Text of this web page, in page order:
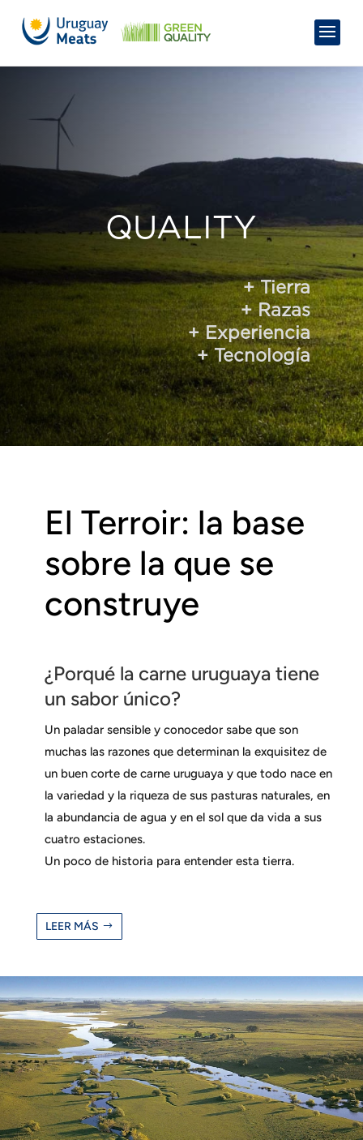
QUALITY
+Tierra
+Razas
+ Experiencia
+Tecnología
El Terroir: la base
sobre la que se
construye
¿Porqué la carne uruguaya tiene
un sabor único?
Un paladar sensible y conocedor sabe que son
muchas las razones que determinan la exquisitez de
un buen corte de carne uruguaya y que todo nace en
la variedad y la riqueza de sus pasturas naturales, en
la abundancia de agua y en el sol que da vida a sus
cuatro estaciones.
Un poco de historia para entender esta tierra.
LEER MÁS